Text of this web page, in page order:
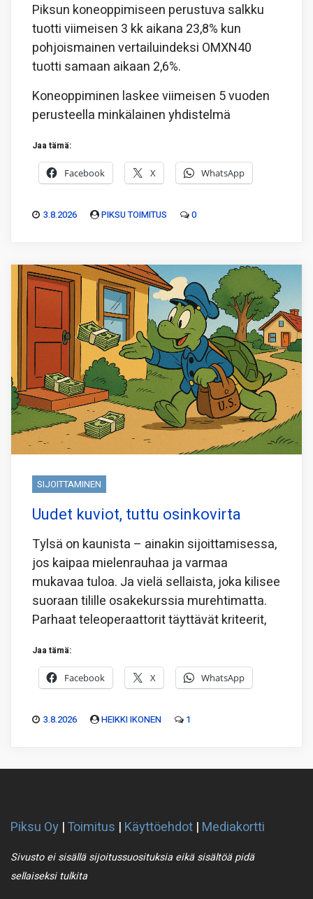
Piksun koneoppimiseen perustuva salkku
tuotti viimeisen 3 kk aikana 23,8% kun
pohjoismainen vertailuindeksi OMXN40
tuotti samaan aikaan 2,6%.
Koneoppiminen laskee viimeisen 5 vuoden
perusteella minkälainen yhdistelmä
Jaa tämä:
Facebook X WhatsApp
3.8.2026 PIKSU TOIMITUS 0
SIJOITTAMINEN
Uudet kuviot, tuttu osinkovirta
Tylsä on kaunista – ainakin sijoittamisessa,
jos kaipaa mielenrauhaa ja varmaa
mukavaa tuloa. Ja vielä sellaista, joka kilisee
suoraan tilille osakekurssia murehtimatta.
Parhaat teleoperaattorit täyttävät kriteerit,
Jaa tämä:
Facebook X WhatsApp
3.8.2026 HEIKKI IKONEN 1
Piksu Oy |Toimitus | Käyttöehdot | Mediakortti
Sivusto ei sisällä sijoitussuosituksia eikä sisältöä pidä
sellaiseksi tulkita